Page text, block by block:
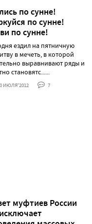
по сунне!
по сунне!
по сунне!
ездил на пятничную
в мечеть, в которой
выравнивают ряды и
становятс......
ИЮЛЯ'2012 7
муфтиев России